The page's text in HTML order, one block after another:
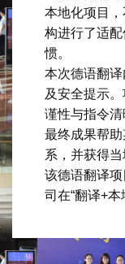
本地化项目
构进行了适
惯。
本次德语翻
及安全提示
谨性与指令清
最终成果帮
系，并获得当
该德语翻译
司在“翻译+本